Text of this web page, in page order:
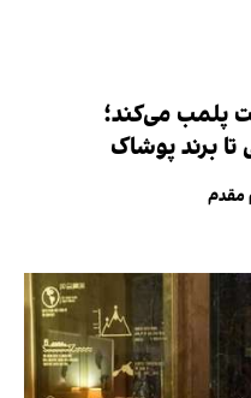
پلمب می‌کند؛
برند پوشاک
مقدم